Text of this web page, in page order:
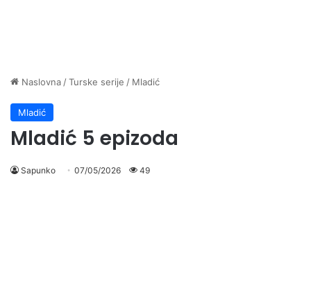
Naslovna /Turske serije / Mladić
Mladić
Mladić 5 epizoda
Sapunko 07/05/2026 49